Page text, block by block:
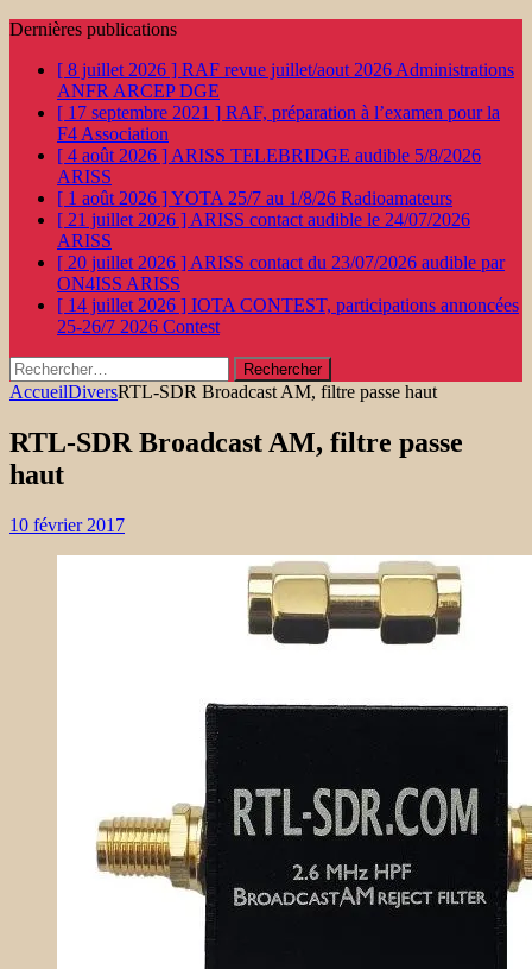
Dernières publications
[ 8 juillet 2026 ] RAF revue juillet/aout 2026 Administrations
ANFR ARCEP DGE
[ 17 septembre 2021 ] RAF, préparation à l’examen pour la
F4 Association
[ 4 août 2026 ] ARISS TELEBRIDGE audible 5/8/2026
ARISS
[ 1 août 2026 ]YOTA 25/7 au 1/8/26 Radioamateurs
[ 21 juillet 2026 ] ARISS contact audible le 24/07/2026
ARISS
[ 20 juillet 2026 ] ARISS contact du 23/07/2026 audible par
ON4ISS ARISS
[ 14 juillet 2026 ] IOTA CONTEST, participations annoncées
25-26/7 2026 Contest
Rechercher :
AccueilDiversRTL-SDR Broadcast AM, filtre passe haut
RTL-SDR Broadcast AM, filtre passe
haut
10 février 2017